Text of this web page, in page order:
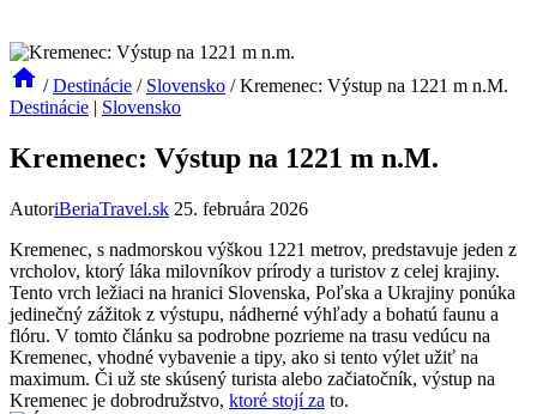
/ Destinácie / Slovensko / Kremenec: Výstup na 1221 m n.M.
Destinácie | Slovensko
Kremenec: Výstup na 1221 m n.M.
AutoriBeriaTravel.sk 25. februára 2026
Kremenec,​ s nadmorskou výškou 1221 metrov, predstavuje ‍jeden z‌
vrcholov, ktorý láka ⁣milovníkov prírody a turistov z ⁣celej krajiny.
Tento vrch ležiaci na ⁣hranici Slovenska, Poľska ‌a Ukrajiny ponúka‌
jedinečný zážitok z výstupu,‍ nádherné výhľady a‌ bohatú faunu a
flóru.⁤ V tomto článku sa podrobne pozrieme na trasu vedúcu na⁤
Kremenec, vhodné vybavenie a tipy, ako si ⁣tento výlet užiť na
maximum. Či už ste skúsený turista alebo⁢ začiatočník,⁢ výstup na
Kremenec je dobrodružstvo, ktoré stojí za to.